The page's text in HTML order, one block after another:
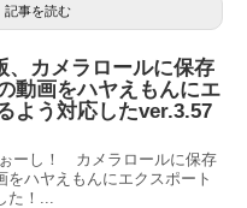
記事を読む
、カメラロールに保存
動画をハヤえもんにエ
よう対応したver.3.57
ーし！ カメラロールに保存
をハヤえもんにエクスポート
た！...